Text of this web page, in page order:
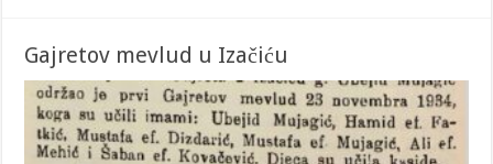
Gajretov mevlud u Izačiću